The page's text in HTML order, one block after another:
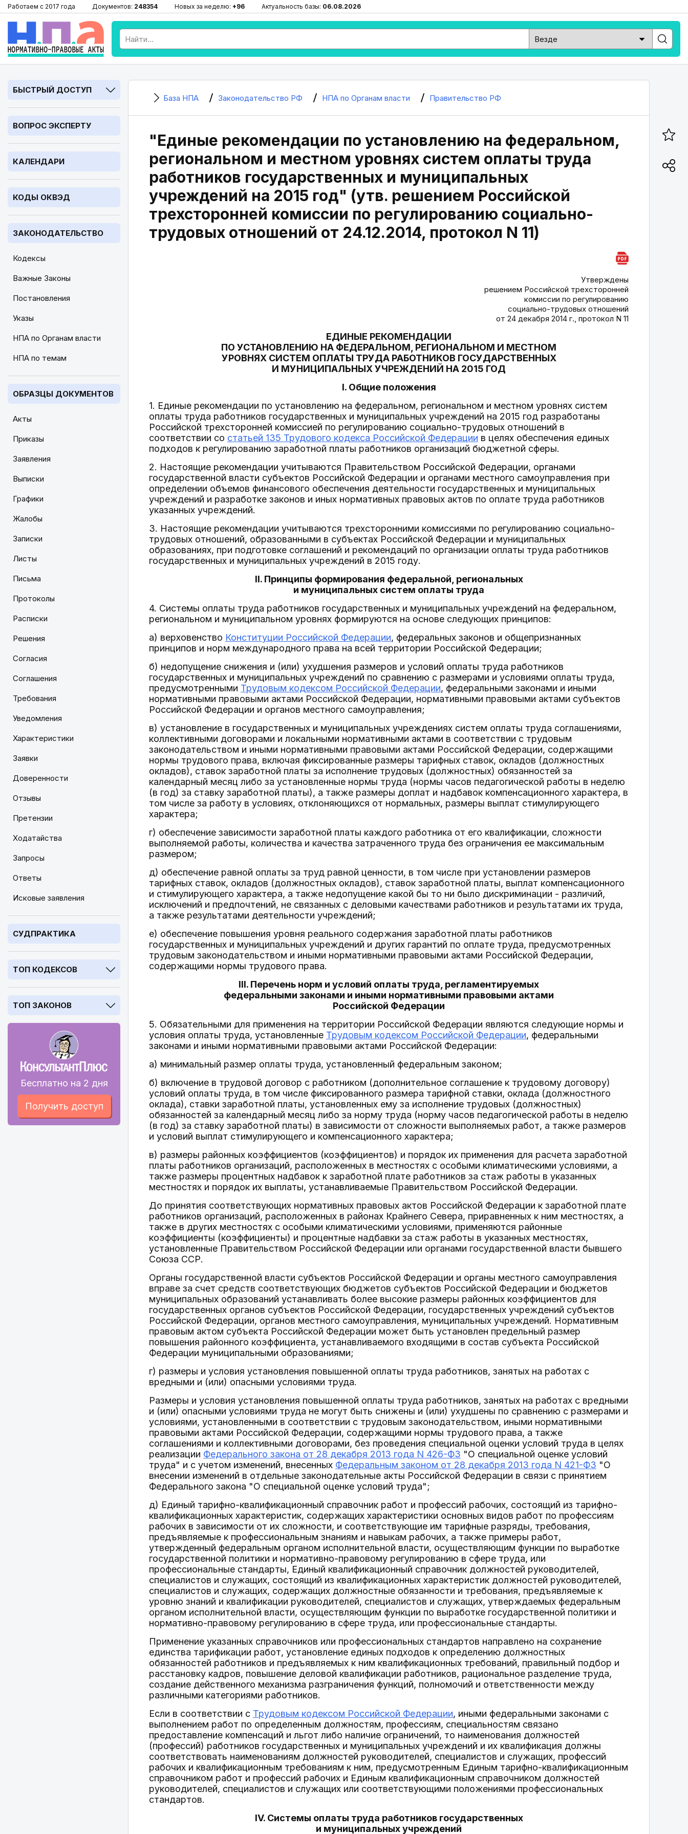
Работаем с 2017 года Документов: 248354 Новых за неделю: +96 Актуальность базы: 06.08.2026
БЫСТРЫЙ ДОСТУП
ВОПРОС ЭКСПЕРТУ
КАЛЕНДАРИ
КОДЫ ОКВЭД
ЗАКОНОДАТЕЛЬСТВО
Кодексы
Важные Законы
Постановления
Указы
НПА по Органам власти
НПА по темам
ОБРАЗЦЫ ДОКУМЕНТОВ
Акты
Приказы
Заявления
Выписки
Графики
Жалобы
Записки
Листы
Письма
Протоколы
Расписки
Решения
Согласия
Соглашения
Требования
Уведомления
Характеристики
Заявки
Доверенности
Отзывы
Претензии
Ходатайства
Запросы
Ответы
Исковые заявления
СУДПРАКТИКА
ТОП КОДЕКСОВ
ТОП ЗАКОНОВ
Бесплатно на 2 дня
Получить доступ
База НПА Законодательство РФ НПА по Органам власти Правительство РФ
"Единые рекомендации по установлению на федеральном,
региональном и местном уровнях систем оплаты труда
работников государственных и муниципальных
учреждений на 2015 год" (утв. решением Российской
трехсторонней комиссии по регулированию социально-
трудовых отношений от 24.12.2014, протокол N 11)
Утверждены
решением Российской трехсторонней
комиссии по регулированию
социально-трудовых отношений
от 24 декабря 2014 г., протокол N 11
ЕДИНЫЕ РЕКОМЕНДАЦИИ
ПО УСТАНОВЛЕНИЮ НА ФЕДЕРАЛЬНОМ, РЕГИОНАЛЬНОМ И МЕСТНОМ
УРОВНЯХ СИСТЕМ ОПЛАТЫ ТРУДА РАБОТНИКОВ ГОСУДАРСТВЕННЫХ
И МУНИЦИПАЛЬНЫХ УЧРЕЖДЕНИЙ НА 2015 ГОД
I. Общие положения
1. Единые рекомендации по установлению на федеральном, региональном и местном уровнях систем
оплаты труда работников государственных и муниципальных учреждений на 2015 год разработаны
Российской трехсторонней комиссией по регулированию социально-трудовых отношений в
соответствии со статьей 135 Трудового кодекса Российской Федерации в целях обеспечения единых
подходов к регулированию заработной платы работников организаций бюджетной сферы.
2. Настоящие рекомендации учитываются Правительством Российской Федерации, органами
государственной власти субъектов Российской Федерации и органами местного самоуправления при
определении объемов финансового обеспечения деятельности государственных и муниципальных
учреждений и разработке законов и иных нормативных правовых актов по оплате труда работников
указанных учреждений.
3. Настоящие рекомендации учитываются трехсторонними комиссиями по регулированию социально-
трудовых отношений, образованными в субъектах Российской Федерации и муниципальных
образованиях, при подготовке соглашений и рекомендаций по организации оплаты труда работников
государственных и муниципальных учреждений в 2015 году.
II. Принципы формирования федеральной, региональных
и муниципальных систем оплаты труда
4. Системы оплаты труда работников государственных и муниципальных учреждений на федеральном,
региональном и муниципальном уровнях формируются на основе следующих принципов:
а) верховенство Конституции Российской Федерации, федеральных законов и общепризнанных
принципов и норм международного права на всей территории Российской Федерации;
б) недопущение снижения и (или) ухудшения размеров и условий оплаты труда работников
государственных и муниципальных учреждений по сравнению с размерами и условиями оплаты труда,
предусмотренными Трудовым кодексом Российской Федерации, федеральными законами и иными
нормативными правовыми актами Российской Федерации, нормативными правовыми актами субъектов
Российской Федерации и органов местного самоуправления;
в) установление в государственных и муниципальных учреждениях систем оплаты труда соглашениями,
коллективными договорами и локальными нормативными актами в соответствии с трудовым
законодательством и иными нормативными правовыми актами Российской Федерации, содержащими
нормы трудового права, включая фиксированные размеры тарифных ставок, окладов (должностных
окладов), ставок заработной платы за исполнение трудовых (должностных) обязанностей за
календарный месяц либо за установленные нормы труда (нормы часов педагогической работы в неделю
(в год) за ставку заработной платы), а также размеры доплат и надбавок компенсационного характера, в
том числе за работу в условиях, отклоняющихся от нормальных, размеры выплат стимулирующего
характера;
г) обеспечение зависимости заработной платы каждого работника от его квалификации, сложности
выполняемой работы, количества и качества затраченного труда без ограничения ее максимальным
размером;
д) обеспечение равной оплаты за труд равной ценности, в том числе при установлении размеров
тарифных ставок, окладов (должностных окладов), ставок заработной платы, выплат компенсационного
и стимулирующего характера, а также недопущение какой бы то ни было дискриминации - различий,
исключений и предпочтений, не связанных с деловыми качествами работников и результатами их труда,
а также результатами деятельности учреждений;
е) обеспечение повышения уровня реального содержания заработной платы работников
государственных и муниципальных учреждений и других гарантий по оплате труда, предусмотренных
трудовым законодательством и иными нормативными правовыми актами Российской Федерации,
содержащими нормы трудового права.
III. Перечень норм и условий оплаты труда, регламентируемых
федеральными законами и иными нормативными правовыми актами
Российской Федерации
5. Обязательными для применения на территории Российской Федерации являются следующие нормы и
условия оплаты труда, установленные Трудовым кодексом Российской Федерации, федеральными
законами и иными нормативными правовыми актами Российской Федерации:
а) минимальный размер оплаты труда, установленный федеральным законом;
б) включение в трудовой договор с работником (дополнительное соглашение к трудовому договору)
условий оплаты труда, в том числе фиксированного размера тарифной ставки, оклада (должностного
оклада), ставки заработной платы, установленных ему за исполнение трудовых (должностных)
обязанностей за календарный месяц либо за норму труда (норму часов педагогической работы в неделю
(в год) за ставку заработной платы) в зависимости от сложности выполняемых работ, а также размеров
и условий выплат стимулирующего и компенсационного характера;
в) размеры районных коэффициентов (коэффициентов) и порядок их применения для расчета заработной
платы работников организаций, расположенных в местностях с особыми климатическими условиями, а
также размеры процентных надбавок к заработной плате работников за стаж работы в указанных
местностях и порядок их выплаты, устанавливаемые Правительством Российской Федерации.
До принятия соответствующих нормативных правовых актов Российской Федерации к заработной плате
работников организаций, расположенных в районах Крайнего Севера, приравненных к ним местностях, а
также в других местностях с особыми климатическими условиями, применяются районные
коэффициенты (коэффициенты) и процентные надбавки за стаж работы в указанных местностях,
установленные Правительством Российской Федерации или органами государственной власти бывшего
Союза ССР.
Органы государственной власти субъектов Российской Федерации и органы местного самоуправления
вправе за счет средств соответствующих бюджетов субъектов Российской Федерации и бюджетов
муниципальных образований устанавливать более высокие размеры районных коэффициентов для
государственных органов субъектов Российской Федерации, государственных учреждений субъектов
Российской Федерации, органов местного самоуправления, муниципальных учреждений. Нормативным
правовым актом субъекта Российской Федерации может быть установлен предельный размер
повышения районного коэффициента, устанавливаемого входящими в состав субъекта Российской
Федерации муниципальными образованиями;
г) размеры и условия установления повышенной оплаты труда работников, занятых на работах с
вредными и (или) опасными условиями труда.
Размеры и условия установления повышенной оплаты труда работников, занятых на работах с вредными
и (или) опасными условиями труда не могут быть снижены и (или) ухудшены по сравнению с размерами и
условиями, установленными в соответствии с трудовым законодательством, иными нормативными
правовыми актами Российской Федерации, содержащими нормы трудового права, а также
соглашениями и коллективными договорами, без проведения специальной оценки условий труда в целях
реализации Федерального закона от 28 декабря 2013 года N 426-ФЗ "О специальной оценке условий
труда" и с учетом изменений, внесенных Федеральным законом от 28 декабря 2013 года N 421-ФЗ "О
внесении изменений в отдельные законодательные акты Российской Федерации в связи с принятием
Федерального закона "О специальной оценке условий труда";
д) Единый тарифно-квалификационный справочник работ и профессий рабочих, состоящий из тарифно-
квалификационных характеристик, содержащих характеристики основных видов работ по профессиям
рабочих в зависимости от их сложности, и соответствующие им тарифные разряды, требования,
предъявляемые к профессиональным знаниям и навыкам рабочих, а также примеры работ,
утвержденный федеральным органом исполнительной власти, осуществляющим функции по выработке
государственной политики и нормативно-правовому регулированию в сфере труда, или
профессиональные стандарты, Единый квалификационный справочник должностей руководителей,
специалистов и служащих, состоящий из квалификационных характеристик должностей руководителей,
специалистов и служащих, содержащих должностные обязанности и требования, предъявляемые к
уровню знаний и квалификации руководителей, специалистов и служащих, утверждаемых федеральным
органом исполнительной власти, осуществляющим функции по выработке государственной политики и
нормативно-правовому регулированию в сфере труда, или профессиональные стандарты.
Применение указанных справочников или профессиональных стандартов направлено на сохранение
единства тарификации работ, установление единых подходов к определению должностных
обязанностей работников и предъявляемых к ним квалификационных требований, правильный подбор и
расстановку кадров, повышение деловой квалификации работников, рациональное разделение труда,
создание действенного механизма разграничения функций, полномочий и ответственности между
различными категориями работников.
Если в соответствии с Трудовым кодексом Российской Федерации, иными федеральными законами с
выполнением работ по определенным должностям, профессиям, специальностям связано
предоставление компенсаций и льгот либо наличие ограничений, то наименования должностей
(профессий) работников государственных и муниципальных учреждений и их квалификация должны
соответствовать наименованиям должностей руководителей, специалистов и служащих, профессий
рабочих и квалификационным требованиям к ним, предусмотренным Единым тарифно-квалификационным
справочником работ и профессий рабочих и Единым квалификационным справочником должностей
руководителей, специалистов и служащих или соответствующими положениями профессиональных
стандартов.
IV. Системы оплаты труда работников государственных
и муниципальных учреждений